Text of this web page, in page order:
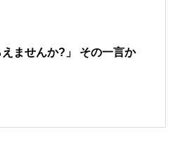
えませんか?」 その一言か